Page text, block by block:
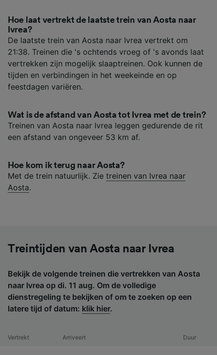
Hoe laat vertrekt de laatste trein van Aosta naar
Ivrea?
De laatste trein van Aosta naar Ivrea vertrekt om
21:38. Treinen die 's ochtends vroeg of 's avonds laat
vertrekken zijn mogelijk slaaptreinen. Ook kunnen de
tijden en verbindingen in het weekeinde en op
feestdagen variëren.
Wat is de afstand van Aosta tot Ivrea met de trein?
Treinen van Aosta naar Ivrea leggen gedurende de rit
een afstand van ongeveer 53 km af.
Hoe kom ik terug naar Aosta?
Met de trein natuurlijk. Zie treinen van Ivrea naar
Aosta.
Treintijden van Aosta naar Ivrea
Bekijk de volgende treinen die vertrekken van Aosta
naar Ivrea op di. 11 aug. Om de volledige
dienstregeling te bekijken of om te zoeken op een
latere tijd of datum: klik hier.
Vertrekt Arriveert Duur